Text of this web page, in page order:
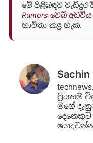
මේ පිළිබඳව වැඩිදුර
Rumors වෙබ් අඩවිය
භාවිතා කළ හැක.
Sachin
ප්‍රියතම
මගේ
යොදවන්න